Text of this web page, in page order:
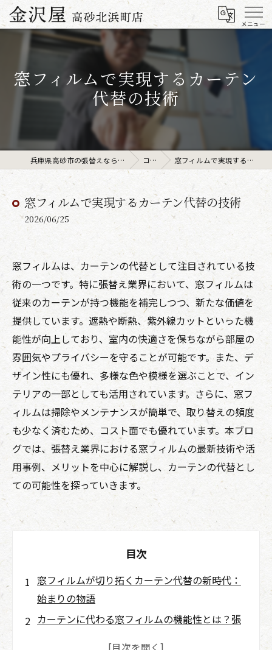
窓フィルムで実現するカーテン
代替の技術
兵庫県高砂市の張替えなら金沢屋高砂北浜町店 コラム 窓フィルムで実現するカーテン代替の技術
窓フィルムで実現するカーテン代替の技術
2026/06/25
窓フィルムは、カーテンの代替として注目されている技
術の一つです。特に張替え業界において、窓フィルムは
従来のカーテンが持つ機能を補完しつつ、新たな価値を
提供しています。遮熱や断熱、紫外線カットといった機
能性が向上しており、室内の快適さを保ちながら部屋の
雰囲気やプライバシーを守ることが可能です。また、デ
ザイン性にも優れ、多様な色や模様を選ぶことで、イン
テリアの一部としても活用されています。さらに、窓フ
ィルムは掃除やメンテナンスが簡単で、取り替えの頻度
も少なく済むため、コスト面でも優れています。本ブロ
グでは、張替え業界における窓フィルムの最新技術や活
用事例、メリットを中心に解説し、カーテンの代替とし
ての可能性を探っていきます。
目次
窓フィルムが切り拓くカーテン代替の新時代：
始まりの物語
カーテンに代わる窓フィルムの機能性とは？張